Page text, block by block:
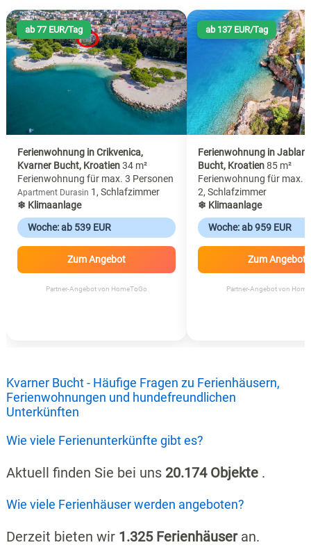
ab 77 EUR/Tag
Ferienwohnung in Crikvenica,
Kvarner Bucht, Kroatien34 m²
Ferienwohnung für max. 3 Personen
Apartment Durasin 1, Schlafzimmer
❄ Klimaanlage
Woche: ab 539 EUR
Zum Angebot
Partner-Angebot von HomeToGo
ab 137 EUR/Tag
Ferienwohnung in
Bucht, Kroatien85 m²
Ferienwohnung für max.
2, Schlafzimmer
❄ Klimaanlage
Woche: ab 959 EUR
Zum Angebot
Partner-Angebot von
Kvarner Bucht - Häufige Fragen zu Ferienhäusern,
Ferienwohnungen und hundefreundlichen
Unterkünften
Wie viele Ferienunterkünfte gibt es?
Aktuell finden Sie bei uns 20.174 Objekte .
Wie viele Ferienhäuser werden angeboten?
Derzeit bieten wir 1.325 Ferienhäuser an.